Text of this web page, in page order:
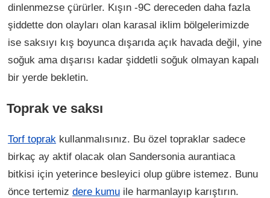
dinlenmezse çürürler. Kışın -9C dereceden daha fazla
şiddette don olayları olan karasal iklim bölgelerimizde
ise saksıyı kış boyunca dışarıda açık havada değil, yine
soğuk ama dışarısı kadar şiddetli soğuk olmayan kapalı
bir yerde bekletin.
Toprak ve saksı
Torf toprak kullanmalısınız. Bu özel topraklar sadece
birkaç ay aktif olacak olan Sandersonia aurantiaca
bitkisi için yeterince besleyici olup gübre istemez. Bunu
önce tertemiz dere kumu ile harmanlayıp karıştırın.